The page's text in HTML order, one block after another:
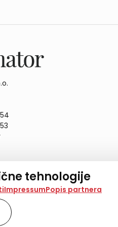
tehnologije
koristimo kolačiće i slične
na stranici te prikazujemo
nužno“ prihvaćate samo
ImpressumPopis partnera